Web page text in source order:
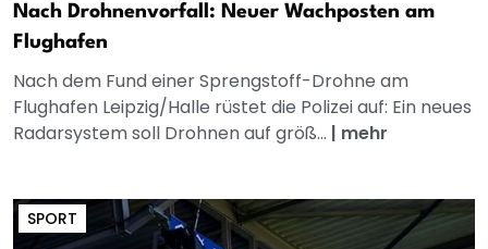
Nach Drohnenvorfall: Neuer Wachposten am
Flughafen
Nach dem Fund einer Sprengstoff-Drohne am
Flughafen Leipzig/Halle rüstet die Polizei auf: Ein neues
Radarsystem soll Drohnen auf größ... | mehr
SPORT